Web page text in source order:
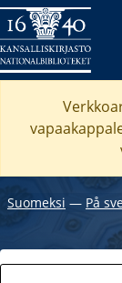
Suomeksi ― På